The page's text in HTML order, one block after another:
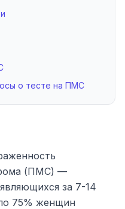
о тесте на ПМС
(ПМС) —
за 7-14
75% женщин